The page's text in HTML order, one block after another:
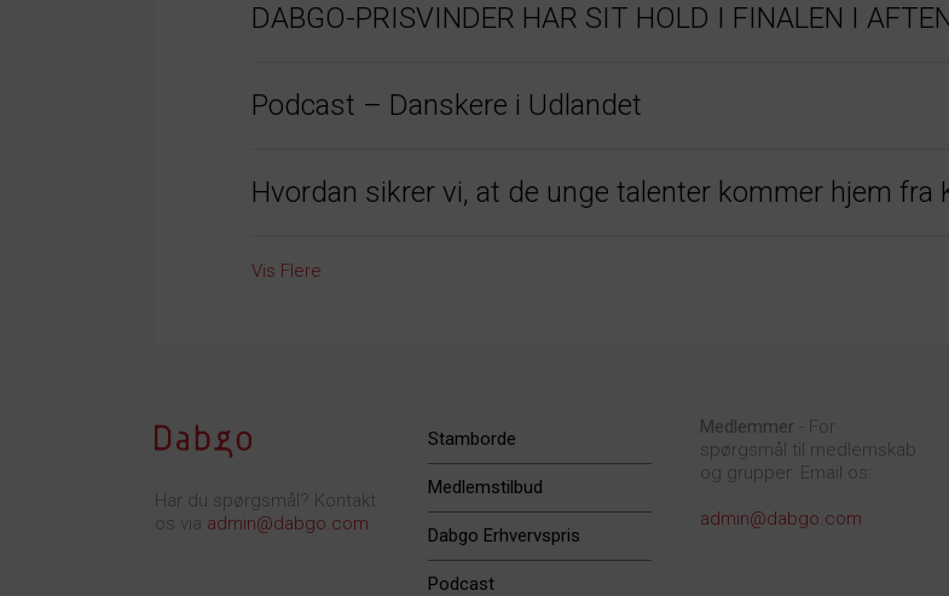
DABGO-PRISVINDER HAR SIT HOLD I FINALEN I
Podcast – Danskere i Udlandet
Hvordan sikrer vi, at de unge talenter kommer hjem fra
Vis Flere
Har du spørgsmål? Kontakt
os via admin@dabgo.com
Stamborde
Medlemstilbud
Dabgo Erhvervspris
Podcast
Medlemmer - For
spørgsmål til medlemskab
og grupper. Email os:
admin@dabgo.com